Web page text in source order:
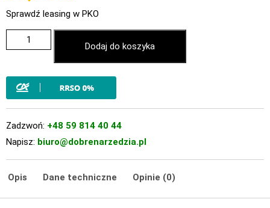
Sprawdź leasing w PKO
Dodaj do koszyka
Zadzwoń: +48 59 814 40 44
Napisz: biuro@dobrenarzedzia.pl
Opis Dane techniczne Opinie (0)